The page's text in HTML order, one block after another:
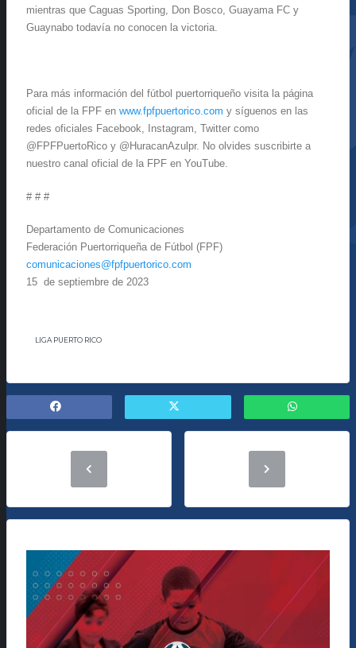
mientras que Caguas Sporting, Don Bosco, Guayama FC y
Guaynabo todavía no conocen la victoria.
Para más información del fútbol puertorriqueño visita la página
oficial de la FPF en www.fpfpuertorico.com y síguenos en las
redes oficiales Facebook, Instagram, Twitter como
@FPFPuertoRico y @HuracanAzulpr. No olvides suscribirte a
nuestro canal oficial de la FPF en YouTube.
# # #
Departamento de Comunicaciones
Federación Puertorriqueña de Fútbol (FPF)
comunicaciones@fpfpuertorico.com
15 de septiembre de 2023
LIGA PUERTO RICO